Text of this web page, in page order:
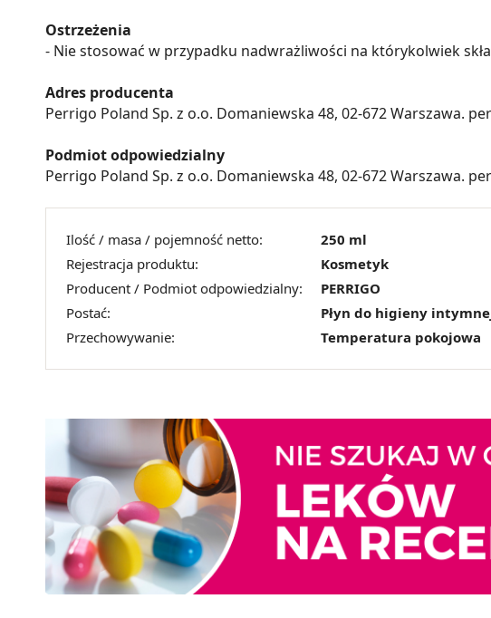
Ostrzeżenia
- Nie stosować w przypadku nadwrażliwości na którykolwiek
Adres producenta
Perrigo Poland Sp. z o.o. Domaniewska 48, 02-672 Warszawa.
Podmiot odpowiedzialny
Perrigo Poland Sp. z o.o. Domaniewska 48, 02-672 Warszawa.
Ilość / masa / pojemność netto:
250 ml
Rejestracja produktu:
Kosmetyk
Producent / Podmiot odpowiedzialny:
PERRIGO
Postać:
Płyn do higieny
Przechowywanie:
Temperatura pokojowa